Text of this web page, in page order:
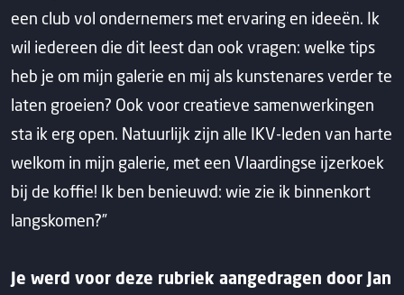
een club vol ondernemers met ervaring en ideeën. Ik
wil iedereen die dit leest dan ook vragen: welke tips
heb je om mijn galerie en mij als kunstenares verder te
laten groeien? Ook voor creatieve samenwerkingen
sta ik erg open. Natuurlijk zijn alle IKV-leden van harte
welkom in mijn galerie, met een Vlaardingse ijzerkoek
bij de koffie! Ik ben benieuwd: wie zie ik binnenkort
langskomen?”
Je werd voor deze rubriek aangedragen door Jan